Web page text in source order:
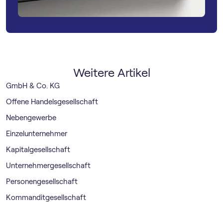
Weitere Artikel
GmbH & Co. KG
Offene Handelsgesellschaft
Nebengewerbe
Einzelunternehmer
Kapitalgesellschaft
Unternehmergesellschaft
Personengesellschaft
Kommanditgesellschaft